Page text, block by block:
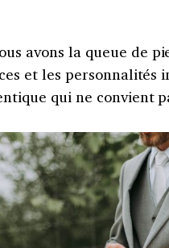
avons la queue de
et les personnalités
qui ne convient